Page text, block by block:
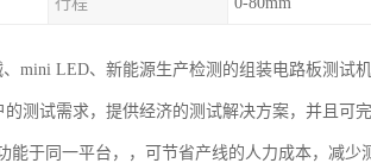
mini LED、新能源生产检测的组装电路板测试
测试需求，提供经济的测试解决方案，并且可
于同一平台，，可节省产线的人力成本，减少